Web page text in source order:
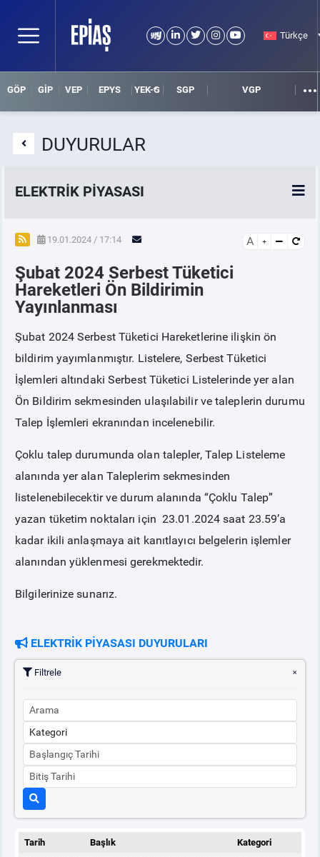
Türkçe
GÖP GİP VEP EPYS YEK-G SGP VGP
DUYURULAR
ELEKTRİK PİYASASI
SPOT ELEKTRİK PİYASALARI
ÖRNEK FİNANS BELGELERİ
VADELİ ELEKTRİK PİYASASI
PİYASAKAYITSÜRECİ
SERBEST TÜKETİCİ
TEMİNAT
BÜLTENLER
DUYURULAR
19.01.2024 / 17:14 A
Şubat 2024 Serbest Tüketici
Hareketleri Ön Bildirimin
Yayınlanması
Şubat 2024 Serbest Tüketici Hareketlerine ilişkin ön
bildirim yayımlanmıştır. Listelere, Serbest Tüketici
İşlemleri altındaki Serbest Tüketici Listelerinde yer alan
Ön Bildirim sekmesinden ulaşılabilir ve taleplerin durumu
Talep İşlemleri ekranından incelenebilir.
Çoklu talep durumunda olan talepler, Talep Listeleme
alanında yer alan Taleplerim sekmesinden
listelenebilecektir ve durum alanında “Çoklu Talep”
yazan tüketim noktaları için 23.01.2024 saat 23.59’a
kadar ikili anlaşmaya ait kanıtlayıcı belgelerin işlemler
alanından yüklenmesi gerekmektedir.
Bilgilerinize sunarız.
ELEKTRİK PİYASASI DUYURULARI
Filtrele
Tarih Başlık
Kategori